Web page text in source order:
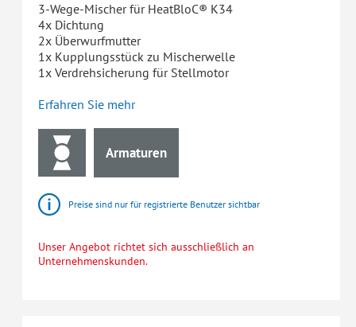
3-Wege-Mischer für HeatBloC® K34
4x Dichtung
2x Überwurfmutter
1x Kupplungsstück zu Mischerwelle
1x Verdrehsicherung für Stellmotor
Erfahren Sie mehr
Armaturen
Preise sind nur für registrierte Benutzer sichtbar
Unser Angebot richtet sich ausschließlich an
Unternehmenskunden.